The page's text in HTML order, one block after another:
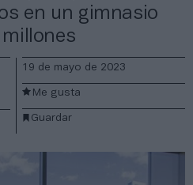
en un gimnasio
19 de mayo de 2023
Guardar
Me gusta